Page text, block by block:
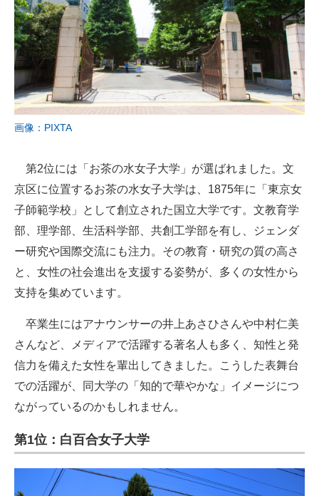
画像：PIXTA
第2位には「お茶の水女子大学」が選ばれました。文
京区に位置するお茶の水女子大学は、1875年に「東京女
子師範学校」として創立された国立大学です。文教育学
部、理学部、生活科学部、共創工学部を有し、ジェンダ
ー研究や国際交流にも注力。その教育・研究の質の高さ
と、女性の社会進出を支援する姿勢が、多くの女性から
支持を集めています。
卒業生にはアナウンサーの井上あさひさんや中村仁美
さんなど、メディアで活躍する著名人も多く、知性と発
信力を備えた女性を輩出してきました。こうした表舞台
での活躍が、同大学の「知的で華やかな」イメージにつ
ながっているのかもしれません。
第1位：白百合女子大学